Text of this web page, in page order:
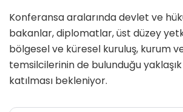
Konferansa aralarında devlet ve
bakanlar, diplomatlar, üst düzey
bölgesel ve küresel kuruluş, kurum
temsilcilerinin de bulunduğu
katılması bekleniyor.